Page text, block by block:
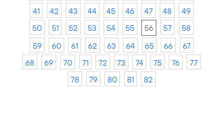
41
42 43 44 45 46 47 48
49
50
51 52 53 54 55 56 57
58
59
60 61 62 63 64 65 66
67
68
69 70 71 72 73 74 75 76
77
78
79 80 81 82